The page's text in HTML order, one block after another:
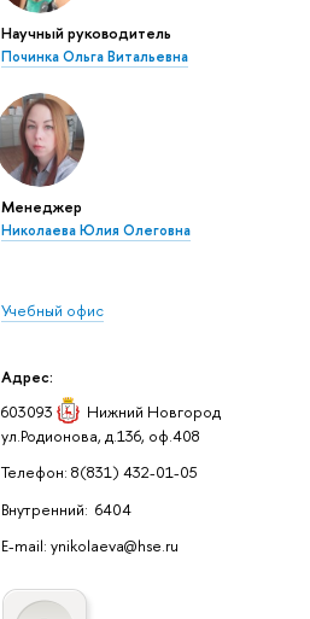
Научный руководитель
Починка Ольга Витальевна
Менеджер
Николаева Юлия Олеговна
Учебный офис
Адрес:
603093
Нижний Новгород
ул.Родионова, д.136, оф.408
Телефон: 8(831) 432-01-05
Внутренний: 6404
E-mail: ynikolaeva@hse.ru